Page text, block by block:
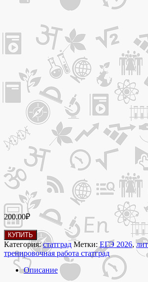
200.00₽
Количество
товара
13
апреля
2026
КУПИТЬ
Категория:статград Метки:ЕГЭ 2026,
тренировочная работа статград
Описание